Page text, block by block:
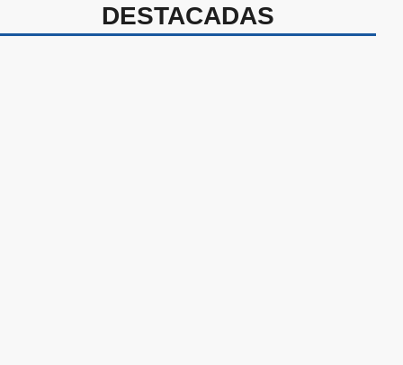
DESTACADAS